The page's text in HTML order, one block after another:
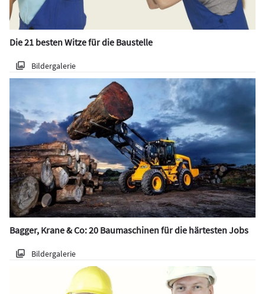
Die 21 besten Witze für die Baustelle
Bildergalerie
Bagger, Krane & Co: 20 Baumaschinen für die härtesten Jobs
Bildergalerie